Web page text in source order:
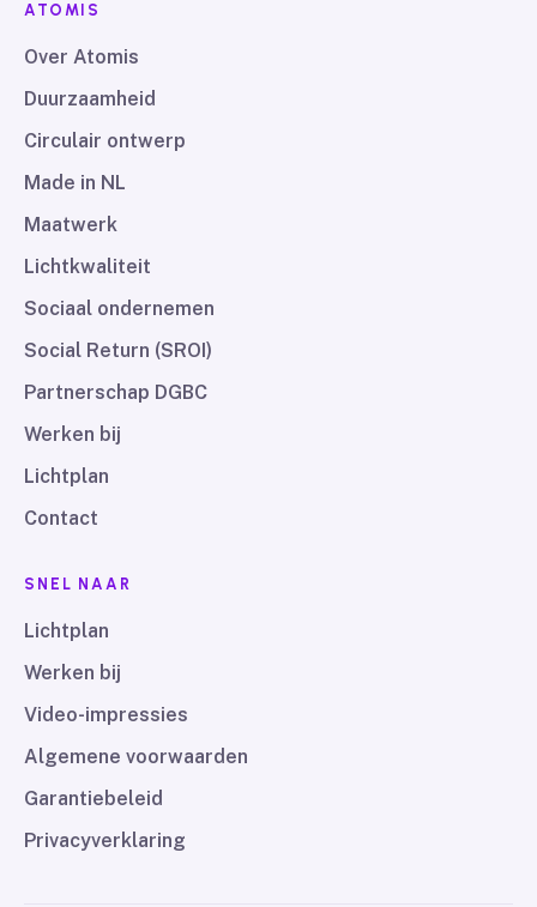
ATOMIS
Over Atomis
Duurzaamheid
Circulair ontwerp
Made in NL
Maatwerk
Lichtkwaliteit
Sociaal ondernemen
Social Return (SROI)
Partnerschap DGBC
Werken bij
Lichtplan
Contact
SNEL NAAR
Lichtplan
Werken bij
Video-impressies
Algemene voorwaarden
Garantiebeleid
Privacyverklaring